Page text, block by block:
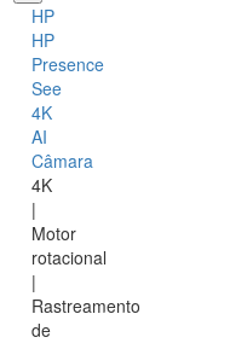
HP
HP
Presence
See
4K
AI
Câmara
4K
|
Motor
rotacional
|
Rastreamento
de